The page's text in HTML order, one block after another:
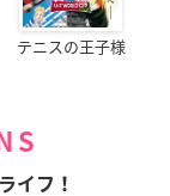
テニスの王子様
イフ！